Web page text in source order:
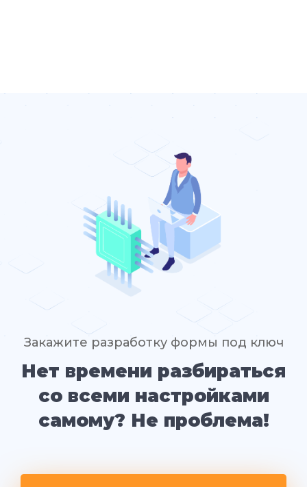
Закажите разработку формы под ключ
Нет времени разбираться
со всеми настройками
самому? Не проблема!